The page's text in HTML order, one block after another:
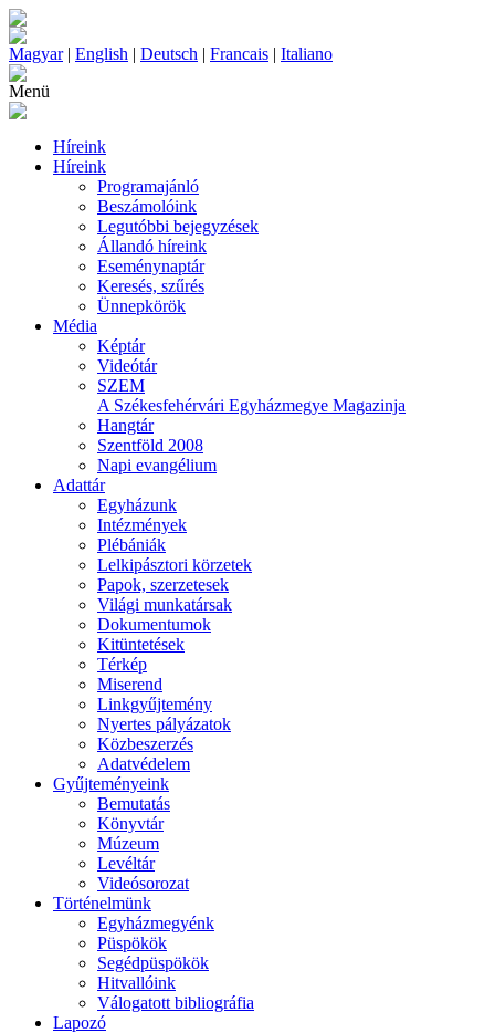
Magyar| English | Deutsch | Francais | Italiano
Menü
Híreink
Híreink
Programajánló
Beszámolóink
Legutóbbi bejegyzések
Állandó híreink
Eseménynaptár
Keresés, szűrés
Ünnepkörök
Média
Képtár
Videótár
SZEM
A Székesfehérvári Egyházmegye Magazinja
Hangtár
Szentföld 2008
Napi evangélium
Adattár
Egyházunk
Intézmények
Plébániák
Lelkipásztori körzetek
Papok, szerzetesek
Világi munkatársak
Dokumentumok
Kitüntetések
Térkép
Miserend
Linkgyűjtemény
Nyertes pályázatok
Közbeszerzés
Adatvédelem
Gyűjteményeink
Bemutatás
Könyvtár
Múzeum
Levéltár
Videósorozat
Történelmünk
Egyházmegyénk
Püspökök
Segédpüspökök
Hitvallóink
Válogatott bibliográfia
Lapozó